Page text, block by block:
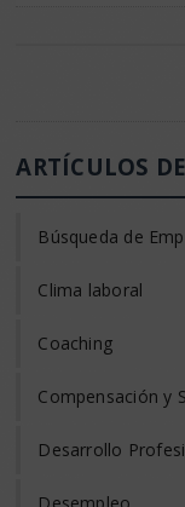
ARTÍCULOS
Búsqueda de
Clima laboral
Coaching
Compensación y
Desarrollo